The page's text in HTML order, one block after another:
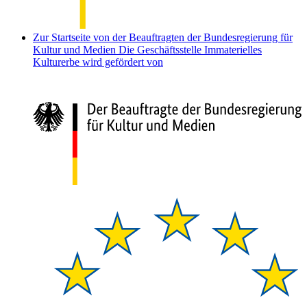
Zur Startseite von der Beauftragten der Bundesregierung für
Kultur und Medien Die Geschäftsstelle Immaterielles
Kulturerbe wird gefördert von